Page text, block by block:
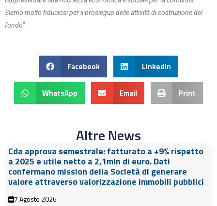
Siamo molto fiduciosi per il prosieguo delle attività di costruzione del
fondo”.
Facebook LinkedIn
WhatsApp Email Print
Altre News
Cda approva semestrale: fatturato a +9% rispetto
a 2025 e utile netto a 2,1mln di euro. Dati
confermano mission della Società di generare
valore attraverso valorizzazione immobili pubblici
7 Agosto 2026